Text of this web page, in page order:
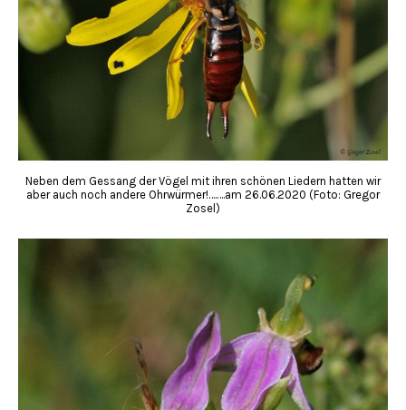
Neben dem Gessang der Vögel mit ihren schönen Liedern hatten wir
aber auch noch andere Ohrwürmer!….….am 26.06.2020 (Foto: Gregor
Zosel)